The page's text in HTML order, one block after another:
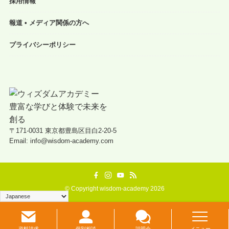
報道 • メディア関係の方へ
プライバシーポリシー
〒171-0031 東京都豊島区目白2-20-5
Email: info@wisdom-academy.com
©Copyright wisdom-academy 2026